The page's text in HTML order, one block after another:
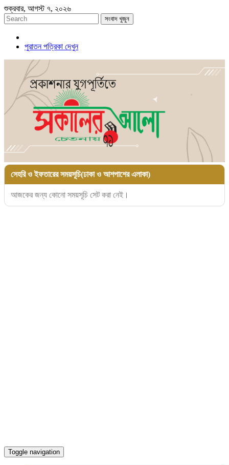
শুক্রবার, আগস্ট ৭, ২০২৬
সংবাদ খুজুন
পুরাতন পত্রিকা দেখুন
সেহরি ও ইফতারের সময়সূচি(ঢাকা ও আশপাশের এলাকা)
আজকের জন্য কোনো সময়সূচি সেট করা নেই।
Toggle navigation